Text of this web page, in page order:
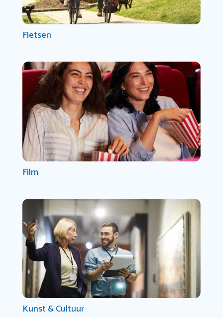
Fietsen
Film
Kunst & Cultuur